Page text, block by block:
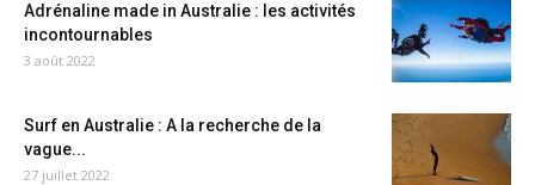
Adrénaline made in Australie : les activités
incontournables
3 août 2022
Surf en Australie : A la recherche de la
vague...
27 juillet 2022